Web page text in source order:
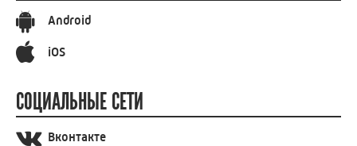
Android
iOS
СОЦИАЛЬНЫЕ СЕТИ
Вконтакте